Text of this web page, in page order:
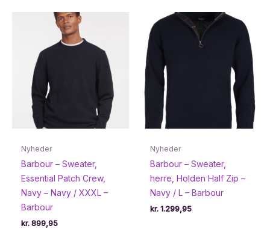
Nyheder
Barbour – Sweater,
Essential Patch Crew,
Navy – Navy / XXXL –
Barbour
kr. 899,95
Nyheder
Barbour – Sweater,
herre, Holden Half Zip –
Navy / L – Barbour
kr. 1.299,95